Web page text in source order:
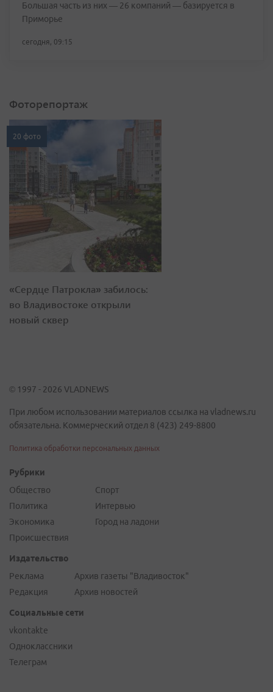
Большая часть из них — 26 компаний — базируется в
Приморье
сегодня, 09:15
Фоторепортаж
20 фото
«Сердце Патрокла» забилось:
во Владивостоке открыли
новый сквер
© 1997 - 2026 VLADNEWS
При любом использовании материалов ссылка на vladnews.ru
обязательна. Коммерческий отдел 8 (423) 249-8800
Политика обработки персональных данных
Рубрики
Общество
Политика
Экономика
Происшествия
Спорт
Интервью
Город на ладони
Издательство
Реклама
Редакция
Архив газеты "Владивосток"
Архив новостей
Социальные сети
vkontakte
Одноклассники
Телеграм